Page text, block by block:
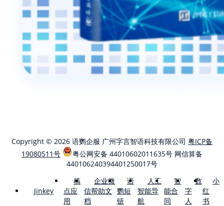
Copyright © 2026 语鹦企服 广州字言智语科技有限公司 粤ICP备
19080511号
粤公网安备 44010602011635号 网信算备
440106240394401250017号
Jinkey
稿
点应
用
企业微
信帮助文
档
语
鹦短
链
人工
智能导
航
智
能合
同
数
字
人
小
红
书